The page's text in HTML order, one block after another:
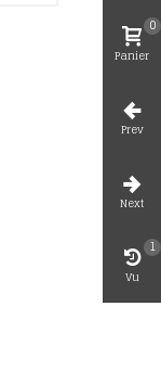
Panier
0
Prev
Next
Vu
1